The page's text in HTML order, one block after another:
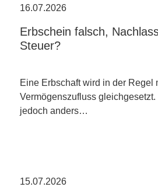
16.07.2026
Erbschein falsch,
Steuer?
Eine Erbschaft wird in der Regel
Vermögenszufluss
jedoch anders…
15.07.2026